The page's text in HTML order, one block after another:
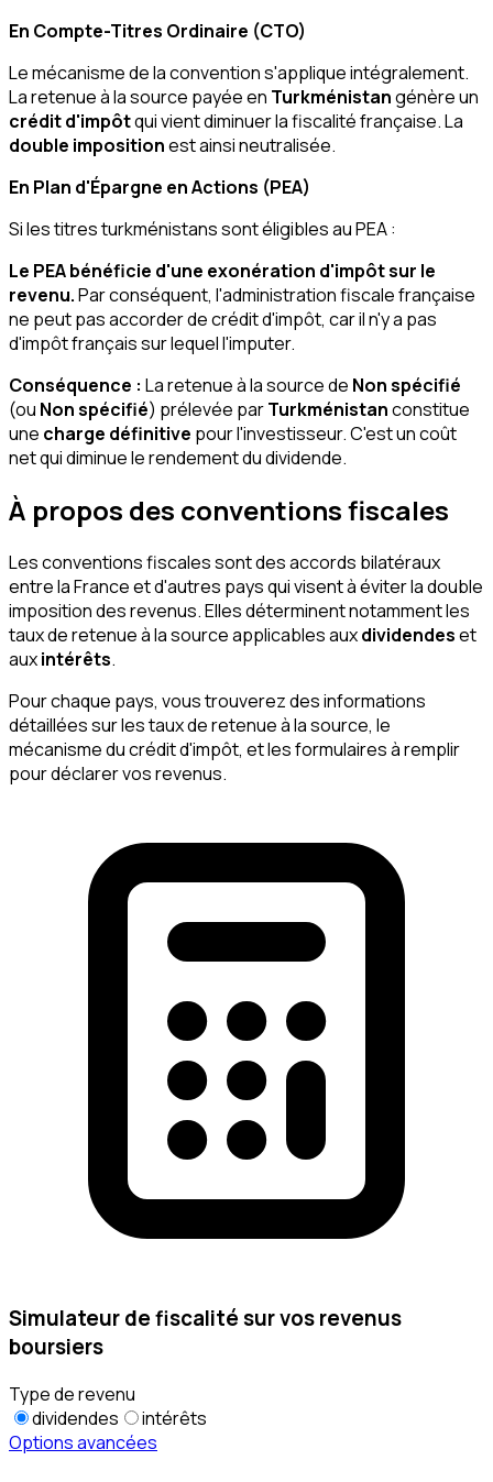
En Compte-Titres Ordinaire (CTO)
Le mécanisme de la convention s'applique intégralement.
La retenue à la source payée en Turkménistangénère un
crédit d'impôtqui vient diminuer la fiscalité française. La
double impositionest ainsi neutralisée.
En Plan d'Épargne en Actions (PEA)
Si les titres turkménistans sont éligibles au PEA :
Le PEA bénéficie d'une exonération d'impôt sur le
revenu.Par conséquent, l'administration fiscale française
ne peut pas accorder de crédit d'impôt, car il n'y a pas
d'impôt français sur lequel l'imputer.
Conséquence : La retenue à la source de Non spécifié
(ou Non spécifié) prélevée parTurkménistanconstitue
une charge définitive pour l'investisseur. C'est un coût
net qui diminue le rendement du dividende.
À propos des conventions fiscales
Les conventions fiscales sont des accords bilatéraux
entre la France et d'autres pays qui visent à éviter la double
imposition des revenus. Elles déterminent notamment les
taux de retenue à la source applicables auxdividendeset
auxintérêts.
Pour chaque pays, vous trouverez des informations
détaillées sur les taux de retenue à la source, le
mécanisme du crédit d'impôt, et les formulaires à remplir
pour déclarer vos revenus.
Simulateur de fiscalité sur vos revenus
boursiers
Type de revenu
dividendes
intérêts
Options avancées